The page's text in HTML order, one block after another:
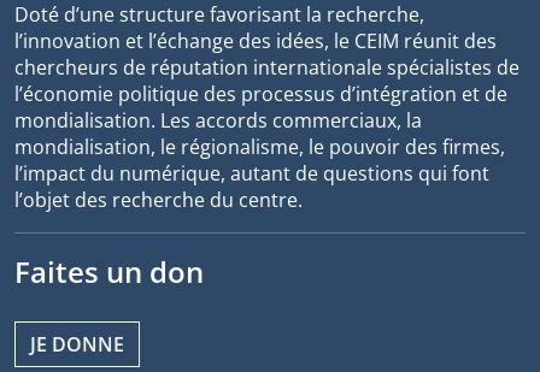
Doté d’une structure favorisant la recherche,
l’innovation et l’échange des idées, le CEIM réunit des
chercheurs de réputation internationale spécialistes de
l’économie politique des processus d’intégration et de
mondialisation. Les accords commerciaux, la
mondialisation, le régionalisme, le pouvoir des firmes,
l’impact du numérique, autant de questions qui font
l’objet des recherche du centre.
Faites un don
JE DONNE